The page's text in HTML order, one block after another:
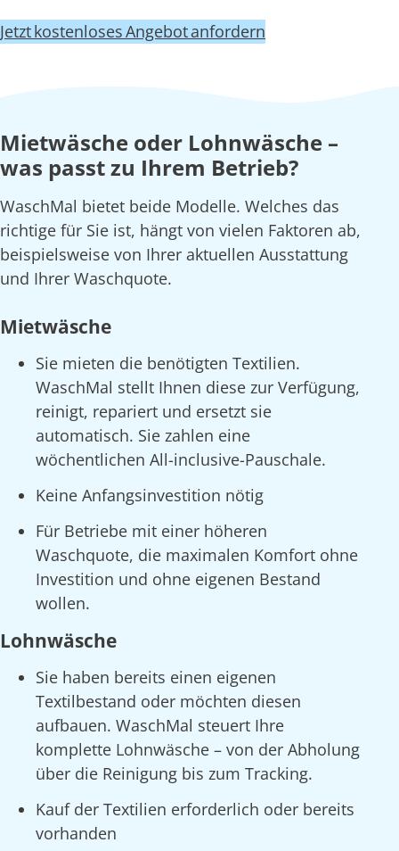
Jetzt kostenloses Angebot anfordern
Mietwäsche oder Lohnwäsche –
was passt zu Ihrem Betrieb?
WaschMal bietet beide Modelle. Welches das
richtige für Sie ist, hängt von vielen Faktoren ab,
beispielsweise von Ihrer aktuellen Ausstattung
und Ihrer Waschquote.
Mietwäsche
Sie mieten die benötigten Textilien.
WaschMal stellt Ihnen diese zur Verfügung,
reinigt, repariert und ersetzt sie
automatisch. Sie zahlen eine
wöchentlichen All-inclusive-Pauschale.
Keine Anfangsinvestition nötig
Für Betriebe mit einer höheren
Waschquote, die maximalen Komfort ohne
Investition und ohne eigenen Bestand
wollen.
Lohnwäsche
Sie haben bereits einen eigenen
Textilbestand oder möchten diesen
aufbauen. WaschMal steuert Ihre
komplette Lohnwäsche – von der Abholung
über die Reinigung bis zum Tracking.
Kauf der Textilien erforderlich oder bereits
vorhanden